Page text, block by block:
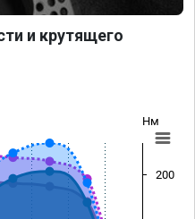
и крутящего
Нм
200